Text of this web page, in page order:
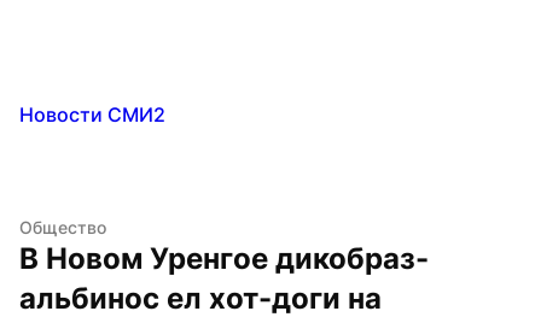
Новости СМИ2
Общество
В Новом Уренгое дикобраз-
альбинос ел хот-доги на